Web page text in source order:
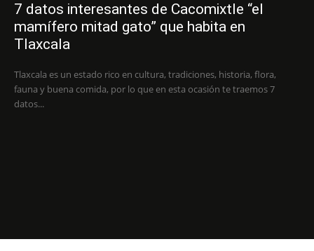
7 datos interesantes de Cacomixtle “el
mamífero mitad gato” que habita en
Tlaxcala
Tlaxcala es un estado rico en cultura, tradiciones, historia, flora,
fauna y buena comida, por lo que en esta ocasión te traemos 7
datos...